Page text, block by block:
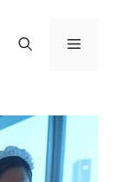
Menu